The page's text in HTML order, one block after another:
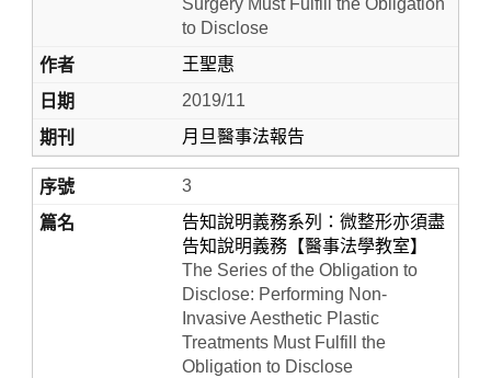
Surgery Must Fulfill the Obligation
to Disclose
王聖惠
2019/11
月旦醫事法報告
3
告知說明義務系列：微整形亦須盡
告知說明義務【醫事法學教室】
The Series of the Obligation to
Disclose: Performing Non-
Invasive Aesthetic Plastic
Treatments Must Fulfill the
Obligation to Disclose